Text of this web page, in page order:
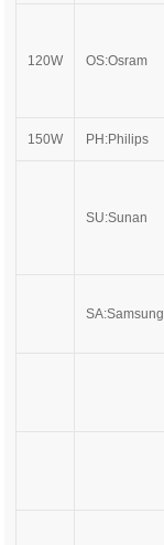
120W OS:Osram
150W PH:Philips
SU:Sunan
SA:Samsung